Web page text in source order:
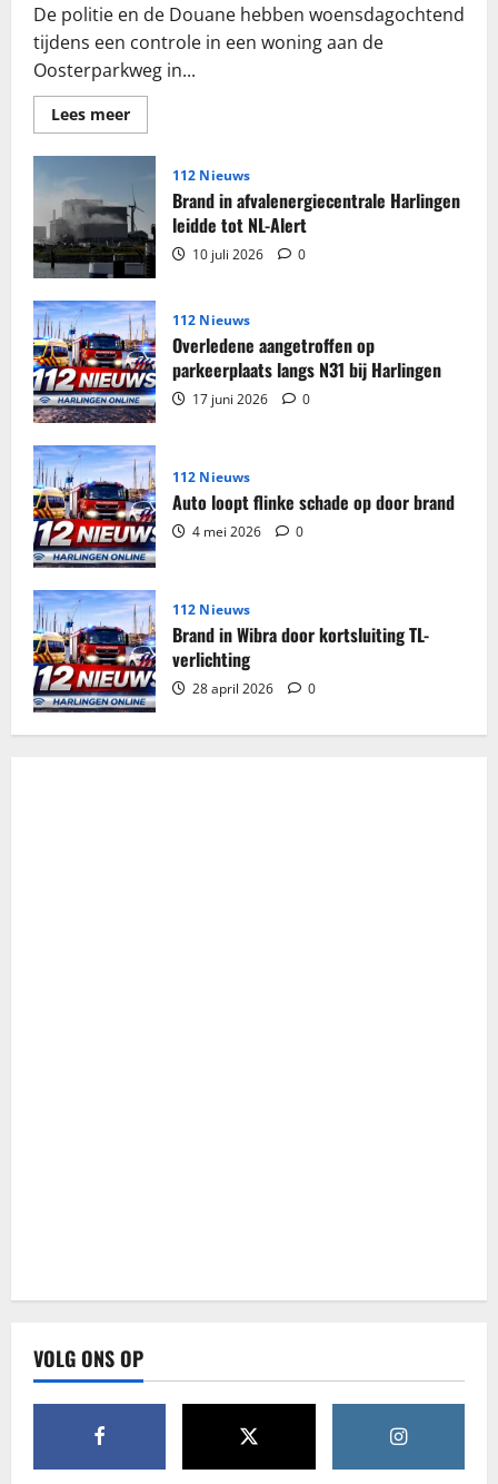
De politie en de Douane hebben woensdagochtend
tijdens een controle in een woning aan de
Oosterparkweg in...
Lees meerLees
meer
Grote
sigaretten
en
tabak
in
beslag
genomen
in
woning
Harlingen
112 Nieuws
Brand in afvalenergiecentrale Harlingen
leidde tot NL-Alert
10 juli 2026 0
112 Nieuws
Overledene aangetroffen op
parkeerplaats langs N31 bij Harlingen
17 juni 2026 0
112 Nieuws
Auto loopt flinke schade op door brand
4 mei 2026 0
112 Nieuws
Brand in Wibra door kortsluiting TL-
verlichting
28 april 2026 0
VOLG ONS OP